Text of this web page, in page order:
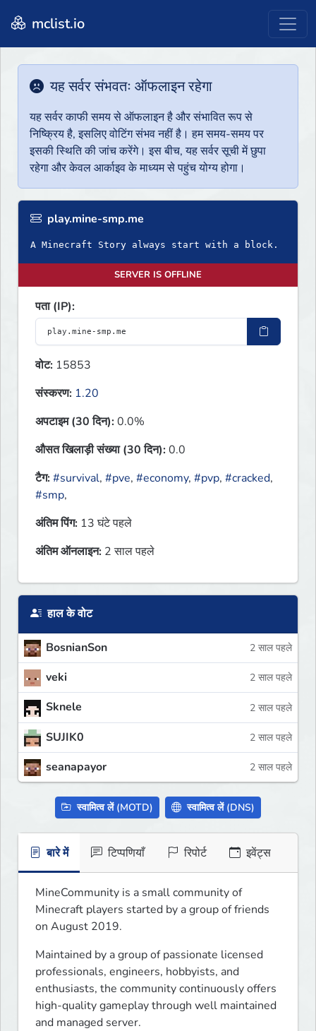
mclist.io
यह सर्वर संभवतः ऑफलाइन रहेगा
यह सर्वर काफी समय से ऑफलाइन है और संभावित रूप से
निष्क्रिय है, इसलिए वोटिंग संभव नहीं है। हम समय-समय पर
इसकी स्थिति की जांच करेंगे। इस बीच, यह सर्वर सूची में छुपा
रहेगा और केवल आर्काइव के माध्यम से पहुंच योग्य होगा।
play.mine-smp.me
A Minecraft Story always start with a block.
SERVER IS OFFLINE
पता (IP):
वोट: 15853
संस्करण: 1.20
अपटाइम (30 दिन):0.0%
औसत खिलाड़ी संख्या (30 दिन):0.0
टैग:#survival, #pve, #economy, #pvp, #cracked,
#smp,
अंतिम पिंग: 13 घंटे पहले
अंतिम ऑनलाइन: 2 साल पहले
हाल के वोट
BosnianSon 2 साल पहले
veki 2 साल पहले
Sknele 2 साल पहले
SUJIK0 2 साल पहले
seanapayor 2 साल पहले
स्वामित्व लें (MOTD) स्वामित्व लें (DNS)
बारे में टिप्पणियाँ रिपोर्ट इवेंट्स
MineCommunity is a small community of
Minecraft players started by a group of friends
on August 2019.
Maintained by a group of passionate licensed
professionals, engineers, hobbyists, and
enthusiasts, the community continuously offers
high-quality gameplay through well maintained
and managed server.